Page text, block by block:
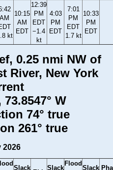
AM
kt
10:15
AM
EDT
12:39
PM
EDT
−1.4
kt
4:03
PM
EDT
7:01
PM
EDT
1.7 kt
10:33
PM
EDT
0.25 nmi NW of
River, New York
73.8547° W
74° true
261° true
2026
Slack Slack
Flood
Slack